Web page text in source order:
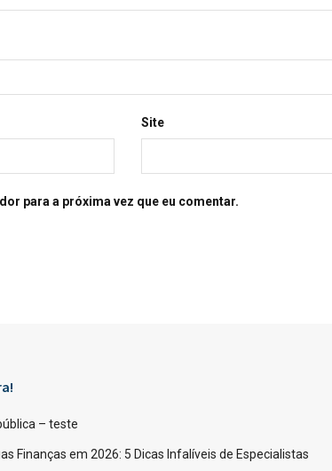
Site
para a próxima vez que eu comentar.
– teste
Finanças em 2026: 5 Dicas Infalíveis de Especialistas